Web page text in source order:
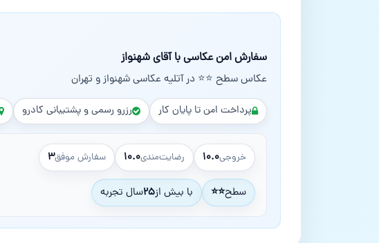
سفارش امن عکاسی با آقای شهنواز
عکاس سطح ⭐⭐ در آتلیه عکاسی شهنواز و تهران
پرداخت امن تا پایان کار رزرو رسمی و پشتیبانی کادرو
خروجی۱۰.۰ رضایت‌مندی۱۰.۰ سفارش موفق۳
سطح⭐⭐ با بیش از۲۵سال تجربه